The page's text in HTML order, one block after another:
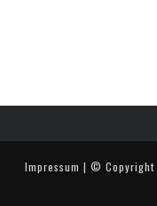
Impressum | © Copyright